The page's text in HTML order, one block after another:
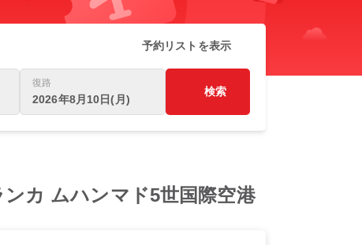
予約リストを表示
復路
2026年8月10日(月)
検索
カ ムハンマド5世国際空港